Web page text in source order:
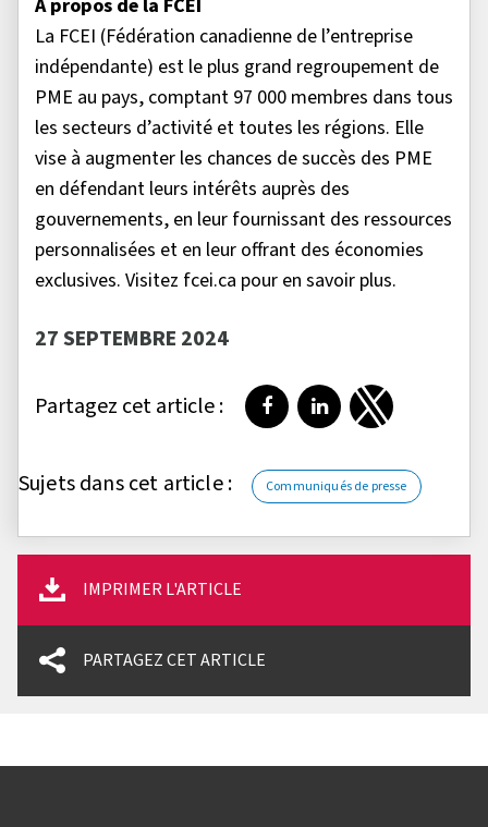
À propos de la FCEI
La FCEI (Fédération canadienne de l’entreprise
indépendante) est le plus grand regroupement de
PME au pays, comptant 97 000 membres dans tous
les secteurs d’activité et toutes les régions. Elle
vise à augmenter les chances de succès des PME
en défendant leurs intérêts auprès des
gouvernements, en leur fournissant des ressources
personnalisées et en leur offrant des économies
exclusives. Visitez fcei.ca pour en savoir plus.
27 SEPTEMBRE 2024
Partagez cet article : Partager sur Facebook
Partager surPartager sur
Sujets dans cet article : Communiqués de presse
IMPRIMER L'ARTICLE
PARTAGEZ CET ARTICLE